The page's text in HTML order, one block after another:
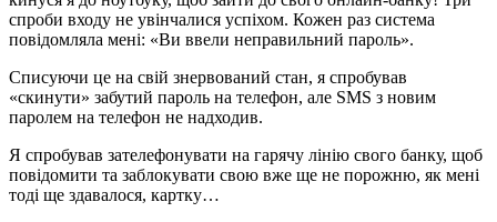
спроби входу не увінчалися успіхом. Кожен раз система
повідомляла мені: «Ви ввели неправильний пароль».
Списуючи це на свій знервований стан, я спробував
«скинути» забутий пароль на телефон, але SMS з новим
паролем на телефон не надходив.
Я спробував зателефонувати на гарячу лінію свого банку, щоб
повідомити та заблокувати свою вже ще не порожню, як мені
тоді ще здавалося, картку…